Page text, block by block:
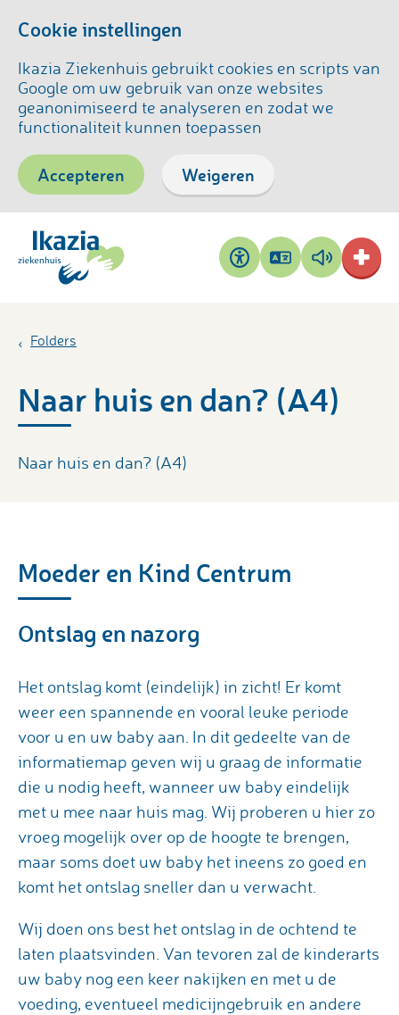
Cookie instellingen
Ikazia Ziekenhuis gebruikt cookies en scripts van
Google om uw gebruik van onze websites
geanonimiseerd te analyseren en zodat we
functionaliteit kunnen toepassen
Accepteren Weigeren
Toegankelijkheid
Pagina
vertalen
Pagina
voorlezen
Folders
Naar huis en dan? (A4)
Naar huis en dan? (A4)
Moeder en Kind Centrum
Ontslag en nazorg
Het ontslag komt (eindelijk) in zicht! Er komt
weer een spannende en vooral leuke periode
voor u en uw baby aan. In dit gedeelte van de
informatiemap geven wij u graag de informatie
die u nodig heeft, wanneer uw baby eindelijk
met u mee naar huis mag. Wij proberen u hier zo
vroeg mogelijk over op de hoogte te brengen,
maar soms doet uw baby het ineens zo goed en
komt het ontslag sneller dan u verwacht.
Wij doen ons best het ontslag in de ochtend te
laten plaatsvinden. Van tevoren zal de kinderarts
uw baby nog een keer nakijken en met u de
voeding, eventueel medicijngebruik en andere